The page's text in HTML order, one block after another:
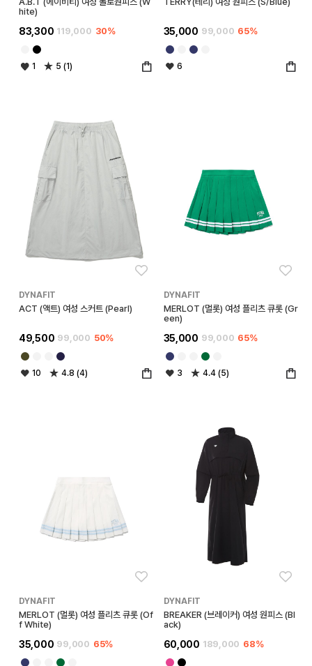
hite)
83,300 119,000 30%
1 5 (1)
35,000 99,000 65%
6
DYNAFIT
ACT (액트) 여성 스커트 (Pearl)
49,500 99,000 50%
10 4.8 (4)
DYNAFIT
MERLOT (멀롯) 여성 플리츠 큐롯 (Gr
een)
35,000 99,000 65%
3 4.4 (5)
DYNAFIT
MERLOT (멀롯) 여성 플리츠 큐롯 (Of
f White)
35,000 99,000 65%
DYNAFIT
BREAKER (브레이커) 여성 원피스 (Bl
ack)
60,000 189,000 68%